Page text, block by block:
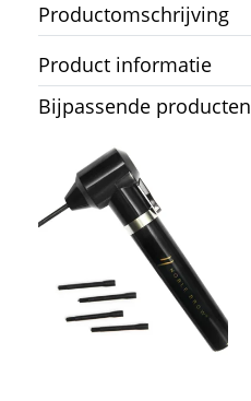
Productomschrijving
Product informatie
Bijpassende producten